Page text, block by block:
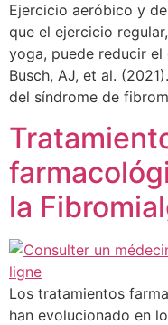
Ejercicio aeróbico y
que el ejercicio
yoga, puede reducir
Busch, AJ, et al.
del síndrome de
la
Los tratamientos
han evolucionado en